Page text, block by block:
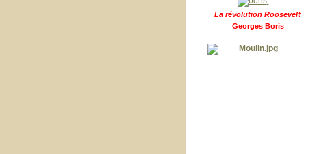
La révolution Roosevelt
Georges Boris